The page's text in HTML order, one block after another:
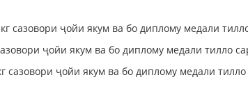
сазовори ҷойи якум ва бо диплому медали
ҷойи якум ва бо диплому медали тилло
сазовори ҷойи якум ва бо диплому медали